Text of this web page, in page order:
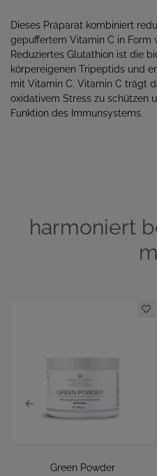
Dieses Präparat kombiniert
gepuffertem Vitamin C in Form
Reduziertes Glutathion ist die
körpereigenen Tripeptids und
mit Vitamin C. Vitamin C trägt
oxidativem Stress zu schützen
Funktion des Immunsystems.
harmoniert
Green Powder